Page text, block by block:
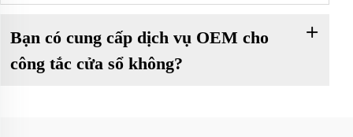
Bạn có cung cấp dịch vụ OEM cho
công tắc cửa sổ không?